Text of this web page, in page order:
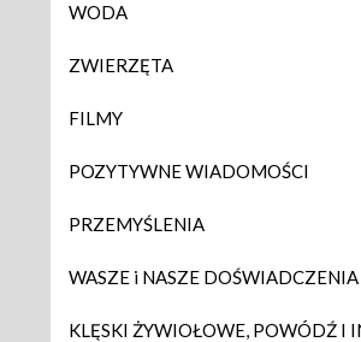
WODA
ZWIERZĘTA
FILMY
POZYTYWNE WIADOMOŚCI
PRZEMYŚLENIA
WASZE i NASZE DOŚWIADCZENIA
KLĘSKI ŻYWIOŁOWE, POWÓDŹ I